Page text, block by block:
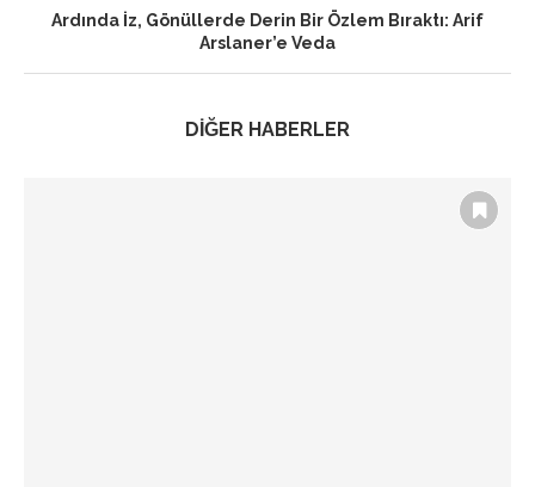
Ardında İz, Gönüllerde Derin Bir Özlem Bıraktı: Arif
Arslaner’e Veda
DİĞER HABERLER